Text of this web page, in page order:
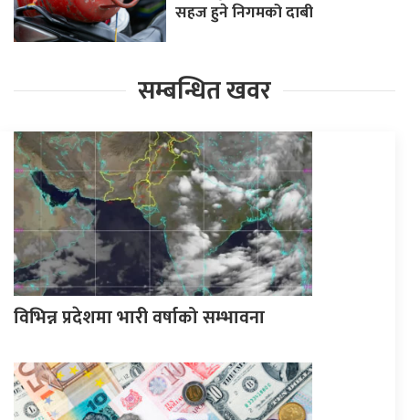
सहज हुने निगमको दाबी
सम्बन्धित खवर
विभिन्न प्रदेशमा भारी वर्षाको सम्भावना